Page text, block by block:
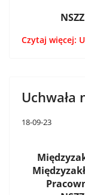
Czytaj więcej:
Uchwała
18-09-23